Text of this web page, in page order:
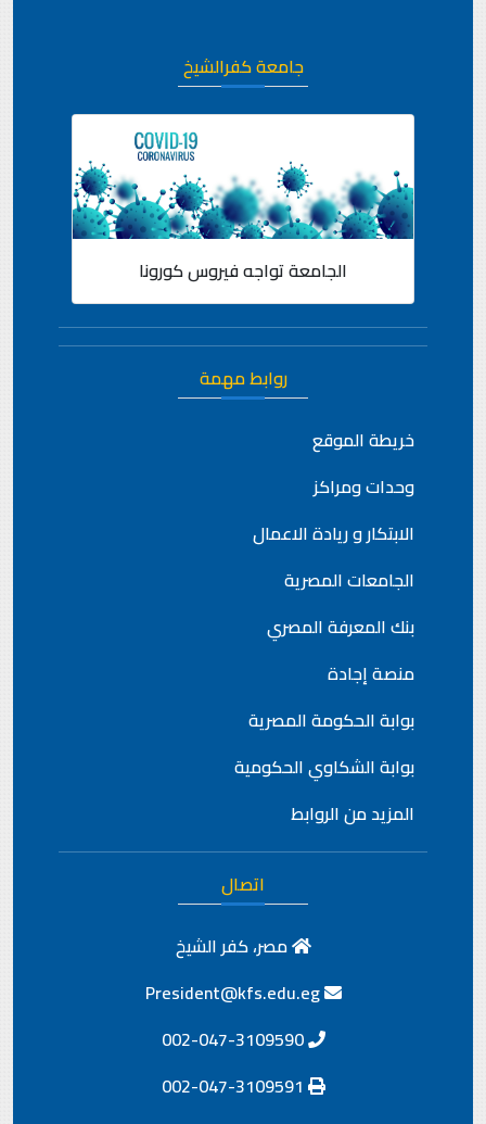
جامعة كفرالشيخ
الجامعة تواجه فيروس كورونا
روابط مهمة
خريطة الموقع
وحدات ومراكز
الابتكار و ريادة الاعمال
الجامعات المصرية
بنك المعرفة المصري
منصة إجادة
بوابة الحكومة المصرية
بوابة الشكاوي الحكومية
المزيد من الروابط
اتصال
مصر، كفر الشيخ
President@kfs.edu.eg
002-047-3109590